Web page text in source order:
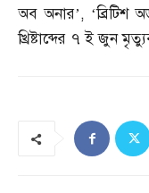
অব অনার’, ‘ব্রিটিশ
খ্রিষ্টাব্দের ৭ ই জুন